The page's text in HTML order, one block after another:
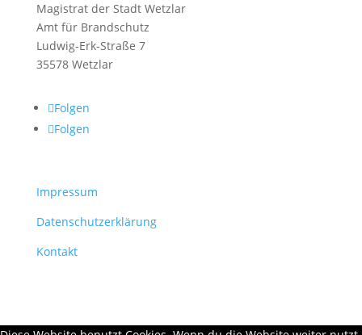
Magistrat der Stadt Wetzlar
Amt für Brandschutz
Ludwig-Erk-Straße 7
35578 Wetzlar
Folgen
Folgen
Impressum
Datenschutzerklärung
Kontakt